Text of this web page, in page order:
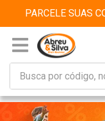
PARCELE SUAS